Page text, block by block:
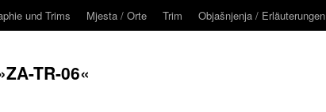
und Trims Mjesta / Orte Trim Objašnjenja / Erläuterungen
TR-06«